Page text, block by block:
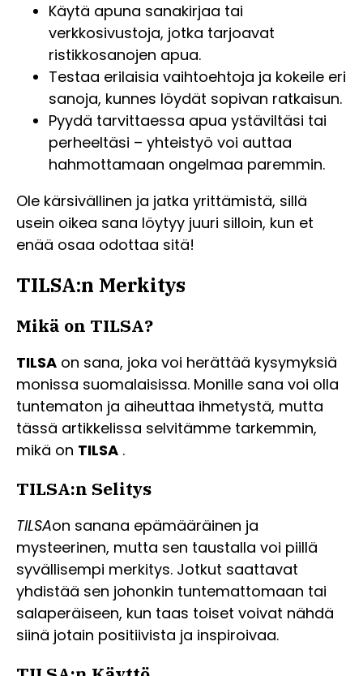
Käytä apuna sanakirjaa tai
verkkosivustoja, jotka tarjoavat
ristikkosanojen apua.
Testaa erilaisia vaihtoehtoja ja kokeile eri
sanoja, kunnes löydät sopivan ratkaisun.
Pyydä tarvittaessa apua ystäviltäsi tai
perheeltäsi – yhteistyö voi auttaa
hahmottamaan ongelmaa paremmin.
Ole kärsivällinen ja jatka yrittämistä, sillä
usein oikea sana löytyy juuri silloin, kun et
enää osaa odottaa sitä!
TILSA:n Merkitys
Mikä on TILSA?
TILSA on sana, joka voi herättää kysymyksiä
monissa suomalaisissa. Monille sana voi olla
tuntematon ja aiheuttaa ihmetystä, mutta
tässä artikkelissa selvitämme tarkemmin,
mikä on TILSA .
TILSA:n Selitys
TILSAon sanana epämääräinen ja
mysteerinen, mutta sen taustalla voi piillä
syvällisempi merkitys. Jotkut saattavat
yhdistää sen johonkin tuntemattomaan tai
salaperäiseen, kun taas toiset voivat nähdä
siinä jotain positiivista ja inspiroivaa.